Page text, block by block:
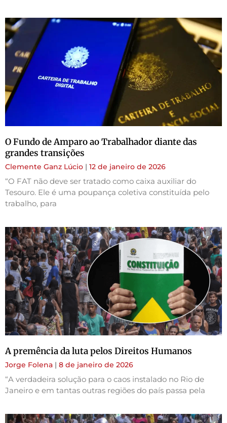
O Fundo de Amparo ao Trabalhador diante das
grandes transições
Clemente Ganz Lúcio 12 de janeiro de 2026
“O FAT não deve ser tratado como caixa auxiliar do
Tesouro. Ele é uma poupança coletiva constituída pelo
trabalho, para
A premência da luta pelos Direitos Humanos
Jorge Folena 8 de janeiro de 2026
“A verdadeira solução para o caos instalado no Rio de
Janeiro e em tantas outras regiões do país passa pela